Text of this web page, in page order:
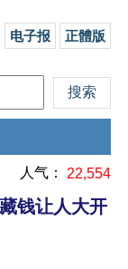
电子报 正體版
人气： 22,554
钱让人大开